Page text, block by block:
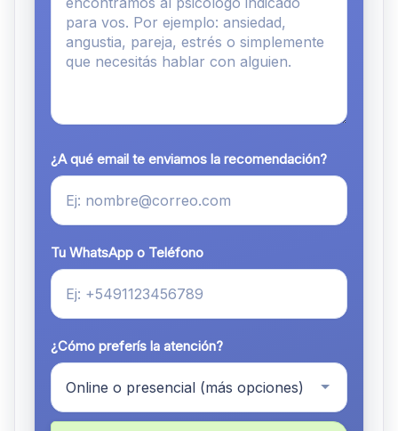
¿A qué email te enviamos la recomendación?
Tu WhatsApp o Teléfono
¿Cómo preferís la atención?